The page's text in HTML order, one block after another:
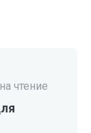
чтение